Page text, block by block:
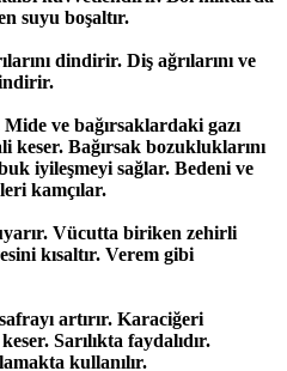
suyu boşaltır.
dindirir. Diş ağrılarını ve
ve bağırsaklardaki gazı
keser. Bağırsak bozukluklarını
iyileşmeyi sağlar. Bedeni ve
kamçılar.
Vücutta biriken zehirli
kısaltır. Verem gibi
artırır. Karaciğeri
Sarılıkta faydalıdır.
kullanılır.